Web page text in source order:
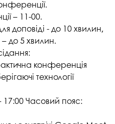
– 11-00.
доповіді - до 10 хвилин,
– до 5 хвилин.
конференція
технології
17:00 Часовий пояс: